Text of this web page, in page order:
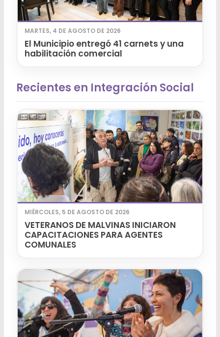
MARTES, 4 DE AGOSTO DE 2026
El Municipio entregó 41 carnets y una
habilitación comercial
Recientes en Integración Social
MIÉRCOLES, 5 DE AGOSTO DE 2026
VETERANOS DE MALVINAS INICIARON
CAPACITACIONES PARA AGENTES
COMUNALES